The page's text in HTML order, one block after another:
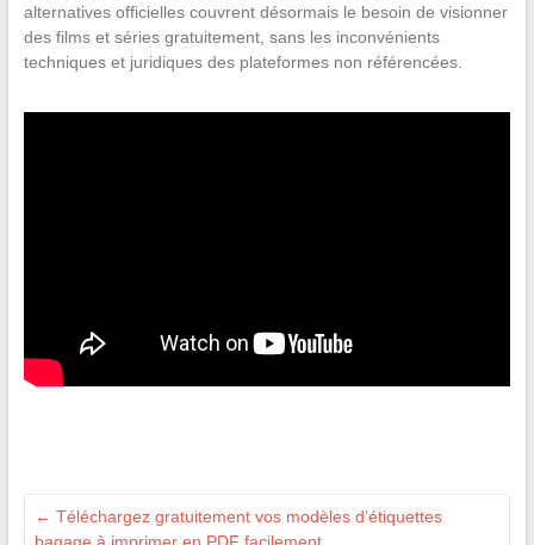
alternatives officielles couvrent désormais le besoin de visionner
des films et séries gratuitement, sans les inconvénients
techniques et juridiques des plateformes non référencées.
← Téléchargez gratuitement vos modèles d’étiquettes
bagage à imprimer en PDF facilement